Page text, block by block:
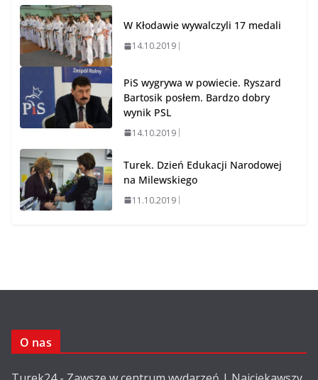
W Kłodawie wywalczyli 17 medali
14.10.2019
PiS wygrywa w powiecie. Ryszard
Bartosik posłem. Bardzo dobry
wynik PSL
14.10.2019
Turek. Dzień Edukacji Narodowej
na Milewskiego
11.10.2019
O nas